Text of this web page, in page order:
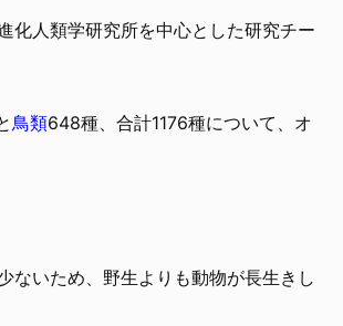
化人類学研究所を中心とした研究チー
鳥類648種、合計1176種について、オ
ないため、野生よりも動物が長生きし